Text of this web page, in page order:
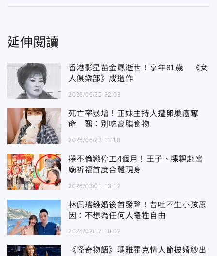
延伸閱讀
香港影星苗金鳳逝世！享年81歲 《女
人俱樂部》成遺作
2026/06/25 22:03
死亡率暴增！正妹主持人遭卵巢癌奪
命 醫：別吃高脂食物
2026/06/23 11:18
捲不倫戀停工4個月！王子、粿粿赴宮
廟祈福首度合體現身
2026/03/01 13:12
林佩瑤離婚後首發聲！昔吐不生小孩原
因：不想為任何人犧牲自由
2026/02/17 10:02
《怪奇物語》瑪雅霍克情人節披婚紗出